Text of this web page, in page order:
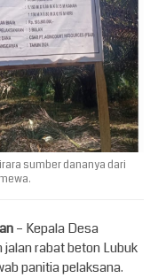
sumber dananya dari
– Kepala Desa
rabat beton Lubuk
panitia pelaksana.